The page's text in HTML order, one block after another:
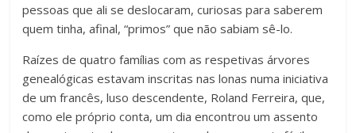
pessoas que ali se deslocaram, curiosas para saberem
quem tinha, afinal, “primos” que não sabiam sê-lo.
Raízes de quatro famílias com as respetivas árvores
genealógicas estavam inscritas nas lonas numa iniciativa
de um francês, luso descendente, Roland Ferreira, que,
como ele próprio conta, um dia encontrou um assento